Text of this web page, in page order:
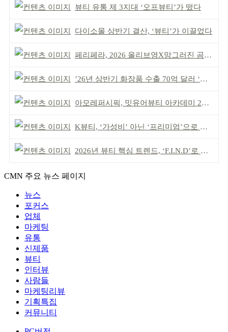
뷰티 유통 제 3지대 ‘오프뷰티’가 떴다
다이소몰 상반기 결산, ‘뷰티’가 이끌었다
페리페라, 2026 올리브영X망그러진 곰 콜라보
’26년 상반기 화장품 수출 70억 달러 ‘역대 최고’
아모레퍼시픽, 밋유어뷰티 아카데미 2기 발대식
K뷰티, ‘가성비’ 아닌 ‘프리미엄’으로 승부걸어야
2026년 뷰티 핵심 트렌드, ‘F.I.N.D’로 읽는다
CMN 주요 뉴스 페이지
뉴스
포커스
업체
마케팅
유통
신제품
뷰티
인터뷰
사람들
마케팅리뷰
기획특집
커뮤니티